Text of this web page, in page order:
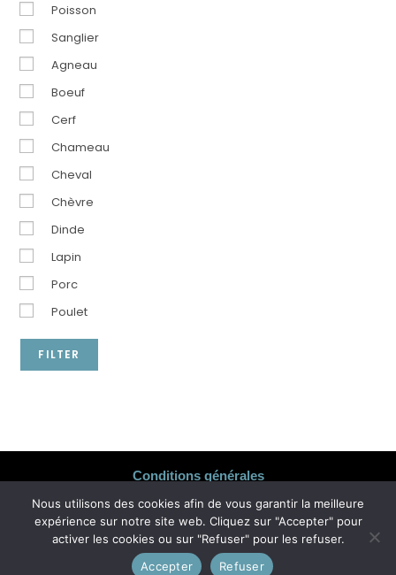
Poisson
Sanglier
Agneau
Boeuf
Cerf
Chameau
Cheval
Chèvre
Dinde
Lapin
Porc
Poulet
FILTER
Conditions générales
Livraison & Retrait
Numéro d'entreprise 0802.302.935
Politique de confidentialité
Nous utilisons des cookies afin de vous garantir la meilleure
expérience sur notre site web. Cliquez sur "Accepter" pour
activer les cookies ou sur "Refuser" pour les refuser.
Accepter
Refuser